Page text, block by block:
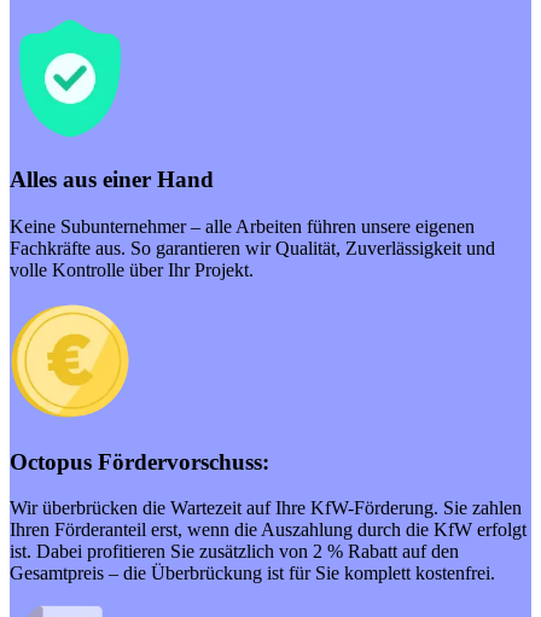
Alles aus einer Hand
Keine Subunternehmer – alle Arbeiten führen unsere eigenen
Fachkräfte aus. So garantieren wir Qualität, Zuverlässigkeit und
volle Kontrolle über Ihr Projekt.
Octopus Fördervorschuss:
Wir überbrücken die Wartezeit auf Ihre KfW-Förderung. Sie zahlen
Ihren Förderanteil erst, wenn die Auszahlung durch die KfW erfolgt
ist. Dabei profitieren Sie zusätzlich von 2 % Rabatt auf den
Gesamtpreis – die Überbrückung ist für Sie komplett kostenfrei.